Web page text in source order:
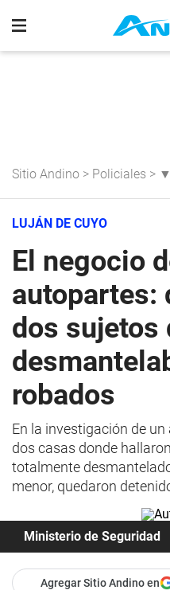
Sitio Andino > Policiales > ▼
LUJÁN DE CUYO
El negocio
autopartes:
dos sujetos
robados
En la investigación de
dos casas donde
totalmente
menor, quedaron
Ministerio de Seguridad
Agregar Sitio Andino en